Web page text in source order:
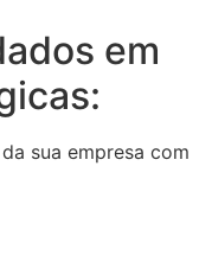
em
sua empresa com